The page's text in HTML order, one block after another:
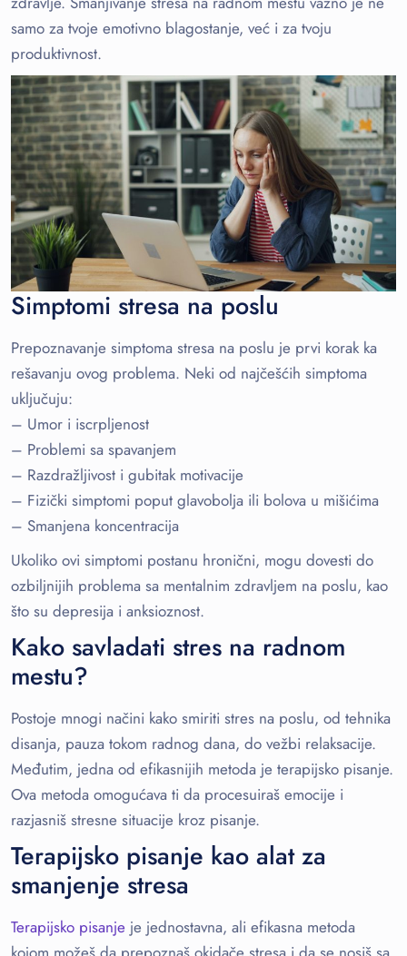
samo za tvoje emotivno blagostanje, već i za tvoju
produktivnost.
Simptomi stresa na poslu
Prepoznavanje simptoma stresa na poslu je prvi korak ka
rešavanju ovog problema. Neki od najčešćih simptoma
uključuju:
– Umor i iscrpljenost
– Problemi sa spavanjem
– Razdražljivost i gubitak motivacije
– Fizički simptomi poput glavobolja ili bolova u mišićima
– Smanjena koncentracija
Ukoliko ovi simptomi postanu hronični, mogu dovesti do
ozbiljnijih problema sa mentalnim zdravljem na poslu, kao
što su depresija i anksioznost.
Kako savladati stres na radnom
mestu?
Postoje mnogi načini kako smiriti stres na poslu, od tehnika
disanja, pauza tokom radnog dana, do vežbi relaksacije.
Međutim, jedna od efikasnijih metoda je terapijsko pisanje.
Ova metoda omogućava ti da procesuiraš emocije i
razjasniš stresne situacije kroz pisanje.
Terapijsko pisanje kao alat za
smanjenje stresa
Terapijsko pisanje je jednostavna, ali efikasna metoda